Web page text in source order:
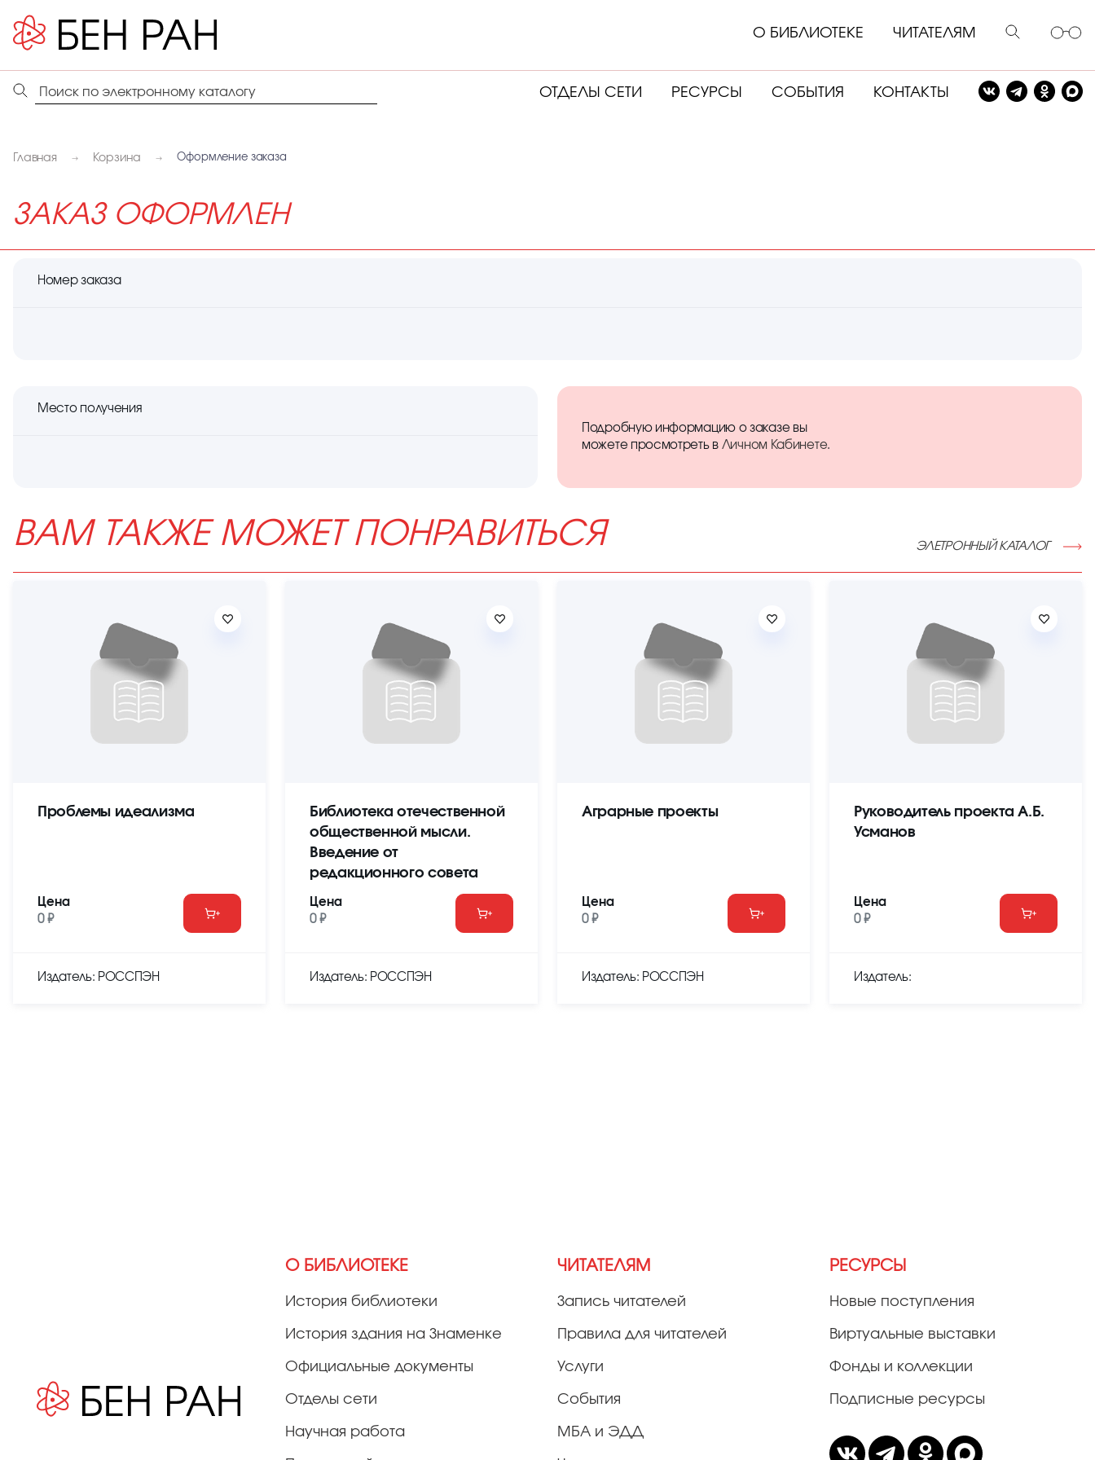
О БИБЛИОТЕКЕ ЧИТАТЕЛЯМ
ОТДЕЛЫ СЕТИ РЕСУРСЫ СОБЫТИЯ КОНТАКТЫ
Главная Корзина Оформление заказа
ЗАКАЗ ОФОРМЛЕН
Номер заказа
Место получения
Подробную информацию о заказе вы
можете просмотреть в Личном Кабинете.
ВАМ ТАКЖЕ МОЖЕТ ПОНРАВИТЬСЯ ЭЛЕТРОННЫЙ КАТАЛОГ
Проблемы идеализма
Цена
0 ₽
Издатель: РОССПЭН
Библиотека отечественной
общественной мысли.
Введение от
редакционного совета
Цена
0 ₽
Издатель: РОССПЭН
Аграрные проекты
Цена
0 ₽
Издатель: РОССПЭН
Руководитель проекта А.Б.
Усманов
Цена
0 ₽
Издатель:
О БИБЛИОТЕКЕ
История библиотеки
История здания на Знаменке
Официальные документы
Отделы сети
Научная работа
ЧИТАТЕЛЯМ
Запись читателей
Правила для читателей
Услуги
События
МБА и ЭДД
РЕСУРСЫ
Новые поступления
Виртуальные выставки
Фонды и коллекции
Подписные ресурсы